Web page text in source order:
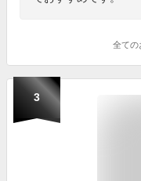
全ての
3